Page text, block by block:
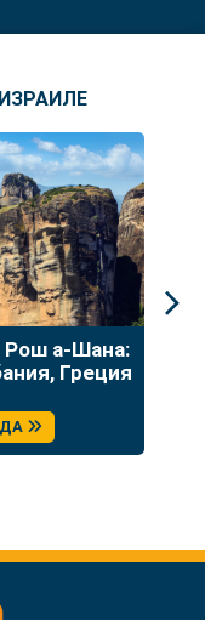
Рош а-Шана:
Греция